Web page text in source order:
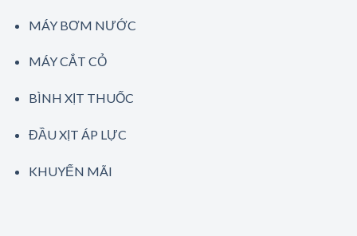
MÁY BƠM NƯỚC
MÁY CẮT CỎ
BÌNH XỊT THUỐC
ĐẦU XỊT ÁP LỰC
KHUYẾN MÃI